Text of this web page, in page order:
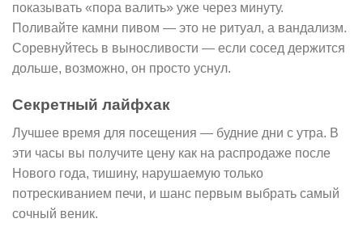
показывать «пора валить» уже через минуту.
Поливайте камни пивом — это не ритуал, а вандализм.
Соревнуйтесь в выносливости — если сосед держится
дольше, возможно, он просто уснул.
Секретный лайфхак
Лучшее время для посещения — будние дни с утра. В
эти часы вы получите цену как на распродаже после
Нового года, тишину, нарушаемую только
потрескиванием печи, и шанс первым выбрать самый
сочный веник.